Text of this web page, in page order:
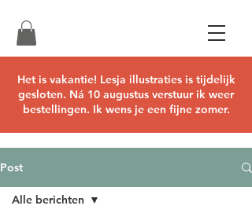
Het is vakantie! Lesja illustraties is tijdelijk
gesloten. Ná 10 augustus verstuur ik weer
bestellingen. Ik wens je een fijne zomer.
Post
Alle berichten